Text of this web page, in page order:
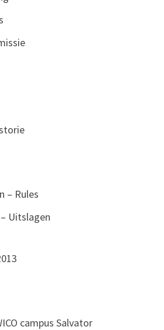
– Rules
Uitslagen
campus Salvator